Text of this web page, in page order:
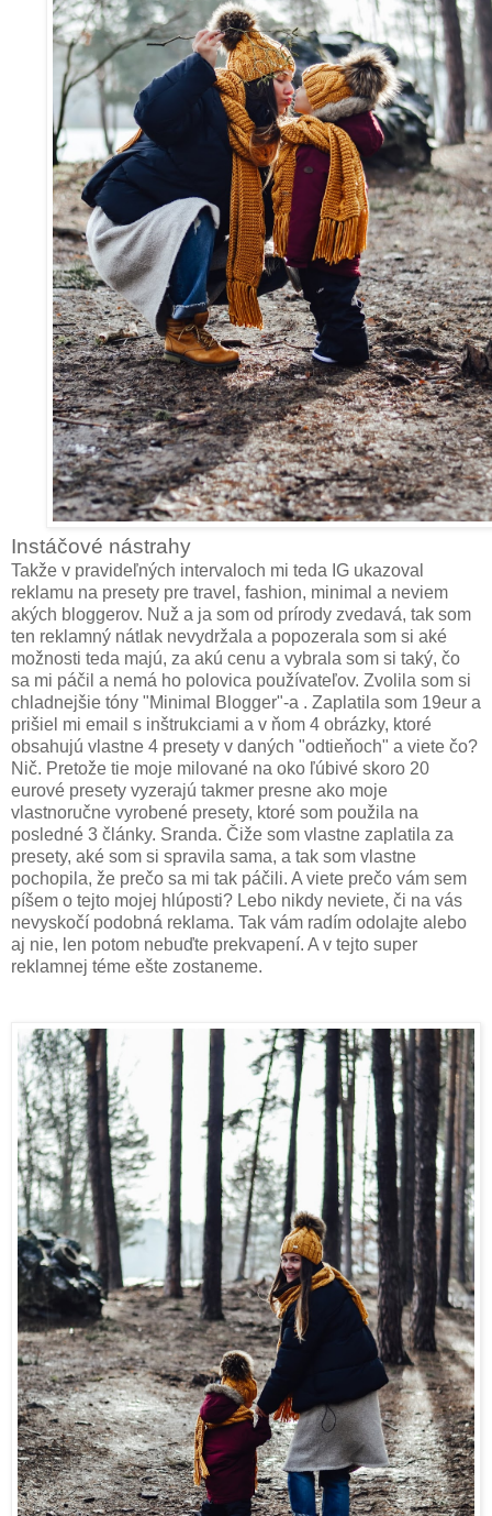
Instáčové nástrahy
Takže v pravideľných intervaloch mi teda IG ukazoval
reklamu na presety pre travel, fashion, minimal a neviem
akých bloggerov. Nuž a ja som od prírody zvedavá, tak som
ten reklamný nátlak nevydržala a popozerala som si aké
možnosti teda majú, za akú cenu a vybrala som si taký, čo
sa mi páčil a nemá ho polovica používateľov. Zvolila som si
chladnejšie tóny "Minimal Blogger"-a . Zaplatila som 19eur a
prišiel mi email s inštrukciami a v ňom 4 obrázky, ktoré
obsahujú vlastne 4 presety v daných "odtieňoch" a viete čo?
Nič. Pretože tie moje milované na oko ľúbivé skoro 20
eurové presety vyzerajú takmer presne ako moje
vlastnoručne vyrobené presety, ktoré som použila na
posledné 3 články. Sranda. Čiže som vlastne zaplatila za
presety, aké som si spravila sama, a tak som vlastne
pochopila, že prečo sa mi tak páčili. A viete prečo vám sem
píšem o tejto mojej hlúposti? Lebo nikdy neviete, či na vás
nevyskočí podobná reklama. Tak vám radím odolajte alebo
aj nie, len potom nebuďte prekvapení. A v tejto super
reklamnej téme ešte zostaneme.